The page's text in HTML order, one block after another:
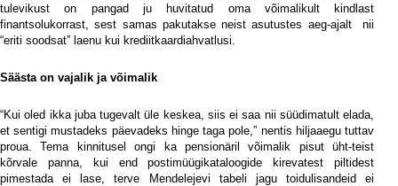
tulevikust on pangad ju huvitatud oma võimalikult kindlast
finantsolukorrast, sest samas pakutakse neist asutustes aeg-ajalt
nii
“eriti soodsat” laenu kui krediitkaardiahvatlusi.
Säästa on vajalik ja võimalik
“Kui oled ikka juba tugevalt üle keskea, siis ei saa nii süüdimatult elada,
et sentigi mustadeks päevadeks hinge taga pole,” nentis hiljaaegu tuttav
proua. Tema kinnitusel ongi ka pensionäril võimalik pisut üht-teist
kõrvale panna, kui end postimüügikataloogide kirevatest piltidest
pimestada ei lase, terve Mendelejevi tabeli jagu toidulisandeid ei